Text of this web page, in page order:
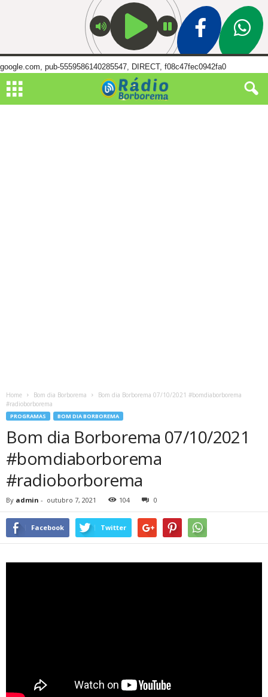
google.com, pub-5559586140285547, DIRECT, f08c47fec0942fa0
Home Bom dia Borborema
Bom dia Borborema 07/10/2021 #bomdiaborborema
#radioborborema
PROGRAMAS BOM DIA BORBOREMA
Bom dia Borborema 07/10/2021
#bomdiaborborema
#radioborborema
By admin - outubro 7, 2021 104 0
Facebook Twitter